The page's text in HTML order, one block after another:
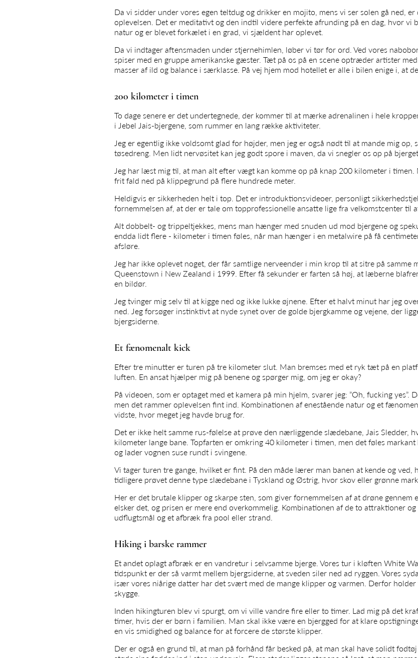
Da vi sidder under vores egen teltdug og drikker en mojito, mens vi ser solen gå ned,
oplevelsen. Det er meditativt og den indtil videre perfekte afrunding på en dag, hvor vi
natur og er blevet forkælet i en grad, vi sjældent har oplevet.
Da vi indtager aftensmaden under stjernehimlen, løber vi tør for ord. Ved vores
spiser med en gruppe amerikanske gæster. Tæt på os på en scene optræder artister
masser af ild og balance i særklasse. På vej hjem mod hotellet er alle i bilen enige i, at
200 kilometer i timen
To dage senere er det undertegnede, der kommer til at mærke adrenalinen i hele
i Jebel Jais-bjergene, som rummer en lang række aktiviteter.
Jeg er egentlig ikke voldsomt glad for højder, men jeg er også nødt til at mande mig op,
tøsedreng. Men lidt nervøsitet kan jeg godt spore i maven, da vi snegler os op på
Jeg har læst mig til, at man alt efter vægt kan komme op på knap 200 kilometer i
frit fald ned på klippegrund på flere hundrede meter.
Heldigvis er sikkerheden helt i top. Det er introduktionsvideoer, personligt
fornemmelsen af, at der er tale om topprofessionelle ansatte lige fra velkomstcenter til
Alt dobbelt- og trippeltjekkes, mens man hænger med snuden ud mod bjergene og
endda lidt flere - kilometer i timen føles, når man hænger i en metalwire på få
afsløre.
Jeg har ikke oplevet noget, der får samtlige nerveender i min krop til at sitre på samme
Queenstown i New Zealand i 1999. Efter få sekunder er farten så høj, at læberne
en bildør.
Jeg tvinger mig selv til at kigge ned og ikke lukke øjnene. Efter et halvt minut har jeg
ned. Jeg forsøger instinktivt at nyde synet over de golde bjergkamme og vejene, der
bjergsiderne.
Et fænomenalt kick
Efter tre minutter er turen på tre kilometer slut. Man bremses med et ryk tæt på en
luften. En ansat hjælper mig på benene og spørger mig, om jeg er okay?
På videoen, som er optaget med et kamera på min hjelm, svarer jeg: ”Oh, fucking yes”.
men det rammer oplevelsen fint ind. Kombinationen af enestående natur og et
vidste, hvor meget jeg havde brug for.
Det er ikke helt samme rus-følelse at prøve den nærliggende slædebane, Jais Sledder,
kilometer lange bane. Topfarten er omkring 40 kilometer i timen, men det føles
og lader vognen suse rundt i svingene.
Vi tager turen tre gange, hvilket er fint. På den måde lærer man banen at kende og ved,
tidligere prøvet denne type slædebane i Tyskland og Østrig, hvor skov eller grønne
Her er det brutale klipper og skarpe sten, som giver fornemmelsen af at drøne gennem
elsker det, og prisen er mere end overkommelig. Kombinationen af de to attraktioner
udflugtsmål og et afbræk fra pool eller strand.
Hiking i barske rammer
Et andet oplagt afbræk er en vandretur i selvsamme bjerge. Vores tur i kløften White
tidspunkt er der så varmt mellem bjergsiderne, at sveden siler ned ad ryggen. Vores
især vores niårige datter har det svært med de mange klipper og varmen. Derfor
skygge.
Inden hikingturen blev vi spurgt, om vi ville vandre fire eller to timer. Lad mig på det
timer, hvis der er børn i familien. Man skal ikke være en bjergged for at klare
en vis smidighed og balance for at forcere de største klipper.
Der er også en grund til, at man på forhånd får besked på, at man skal have solidt